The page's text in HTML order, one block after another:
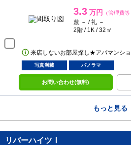
3.3 万円 （管理費等
敷 － / 礼 －
2階 / 1K / 32㎡
来店しないお部屋探し★アパマンシ
写真満載 パノラマ
お問い合わせ(無料)
もっと見る
リバーハイツⅠ